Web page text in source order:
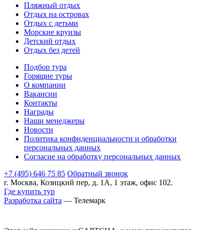
Пляжный отдых
Отдых на островах
Отдых с детьми
Морские круизы
Детский отдых
Отдых без детей
Подбор тура
Горящие туры
О компании
Вакансии
Контакты
Награды
Наши менеджеры
Новости
Политика конфиденциальности и обработки
персональных данных
Согласие на обработку персональных данных
+7 (495) 646 75 85 Обратный звонок
г. Москва, Козицкий пер, д. 1А, 1 этаж, офис 102.
Где купить тур
Разработка сайта — Телемарк